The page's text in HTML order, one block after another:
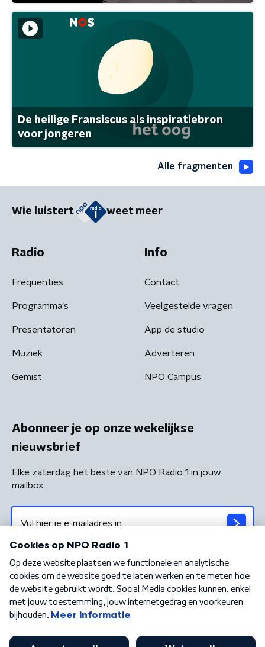
De heilige Fransiscus als inspiratiebron
voor jongeren
Alle fragmenten
Wie luistert weet meer
Radio
Frequenties
Programma's
Presentatoren
Muziek
Gemist
Info
Contact
Veelgestelde vragen
App de studio
Adverteren
NPO Campus
Abonneer je op onze wekelijkse
nieuwsbrief
Elke zaterdag het beste van NPO Radio 1 in jouw
mailbox
Algemene voorwaarden